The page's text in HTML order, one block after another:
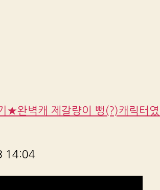
★완벽캐 제갈량이 뻥(?)캐릭터
14:04